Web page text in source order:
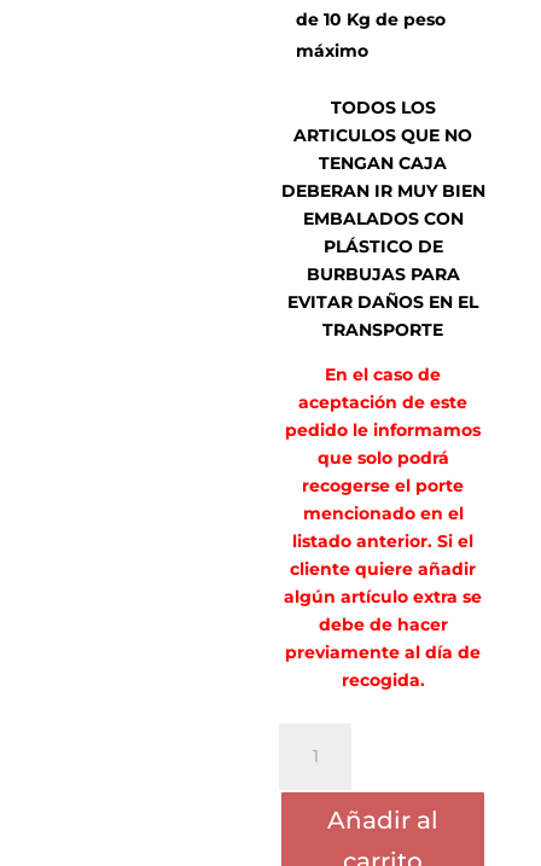
de 10 Kg de peso
máximo
TODOS LOS
ARTICULOS QUE NO
TENGAN CAJA
DEBERAN IR MUY BIEN
EMBALADOS CON
PLÁSTICO DE
BURBUJAS PARA
EVITAR DAÑOS EN EL
TRANSPORTE
En el caso de
aceptación de este
pedido le informamos
que solo podrá
recogerse el porte
mencionado en el
listado anterior. Si el
cliente quiere añadir
algún artículo extra se
debe de hacer
previamente al día de
recogida.
OSANIA
TALITA
PEREIRAAñadir al